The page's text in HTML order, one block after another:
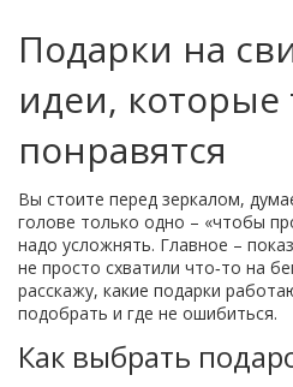
Подарки на
идеи, которые
понравятся
Вы стоите перед зеркалом,
голове только одно – «чтобы
надо усложнять. Главное –
не просто схватили что‑то на
расскажу, какие подарки
подобрать и где не ошибиться.
Как выбрать